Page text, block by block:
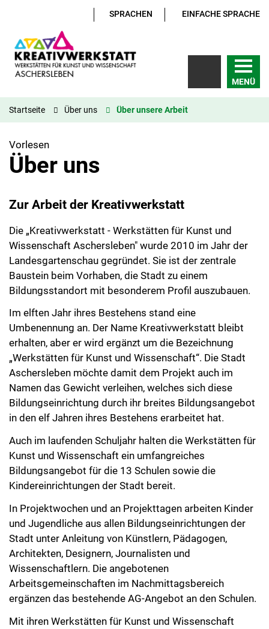
SPRACHEN EINFACHE SPRACHE
MENÜ
Startseite Über uns Über unsere Arbeit
Vorlesen
Über uns
Zur Arbeit der Kreativwerkstatt
Die „Kreativwerkstatt - Werkstätten für Kunst und
Wissenschaft Aschersleben" wurde 2010 im Jahr der
Landesgartenschau gegründet. Sie ist der zentrale
Baustein beim Vorhaben, die Stadt zu einem
Bildungsstandort mit besonderem Profil auszubauen.
Im elften Jahr ihres Bestehens stand eine
Umbenennung an. Der Name Kreativwerkstatt bleibt
erhalten, aber er wird ergänzt um die Bezeichnung
„Werkstätten für Kunst und Wissenschaft“. Die Stadt
Aschersleben möchte damit dem Projekt auch im
Namen das Gewicht verleihen, welches sich diese
Bildungseinrichtung durch ihr breites Bildungsangebot
in den elf Jahren ihres Bestehens erarbeitet hat.
Auch im laufenden Schuljahr halten die Werkstätten für
Kunst und Wissenschaft ein umfangreiches
Bildungsangebot für die 13 Schulen sowie die
Kindereinrichtungen der Stadt bereit.
In Projektwochen und an Projekttagen arbeiten Kinder
und Jugendliche aus allen Bildungseinrichtungen der
Stadt unter Anleitung von Künstlern, Pädagogen,
Architekten, Designern, Journalisten und
Wissenschaftlern. Die angebotenen
Arbeitsgemeinschaften im Nachmittagsbereich
ergänzen das bestehende AG-Angebot an den Schulen.
Mit ihren Werkstätten für Kunst und Wissenschaft